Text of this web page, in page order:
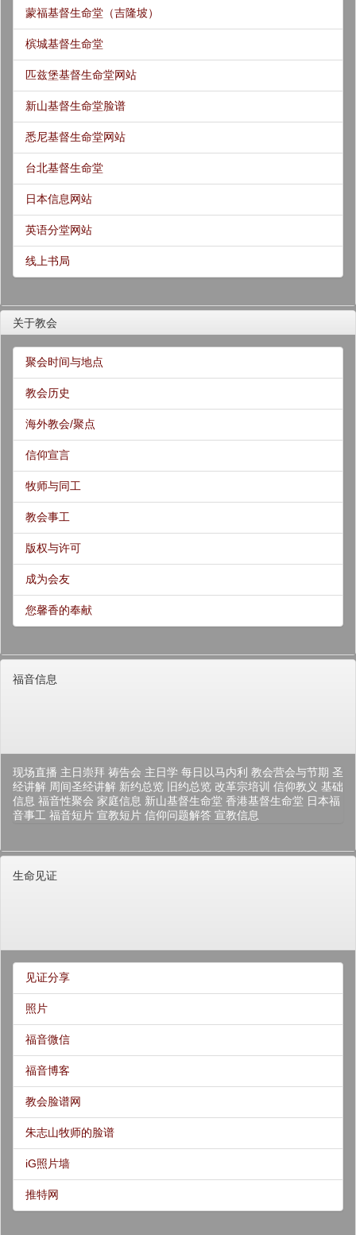
蒙福基督生命堂（吉隆坡）
槟城基督生命堂
匹兹堡基督生命堂网站
新山基督生命堂脸谱
悉尼基督生命堂网站
台北基督生命堂
日本信息网站
英语分堂网站
线上书局
关于教会
聚会时间与地点
教会历史
海外教会/聚点
信仰宣言
牧师与同工
教会事工
版权与许可
成为会友
您馨香的奉献
福音信息
现场直播 主日崇拜 祷告会 主日学 每日以马内利 教会营会与节期 圣
经讲解 周间圣经讲解 新约总览 旧约总览 改革宗培训 信仰教义 基础
信息 福音性聚会 家庭信息 新山基督生命堂 香港基督生命堂 日本福
音事工 福音短片 宣教短片 信仰问题解答 宣教信息
生命见证
见证分享
照片
福音微信
福音博客
教会脸谱网
朱志山牧师的脸谱
iG照片墙
推特网